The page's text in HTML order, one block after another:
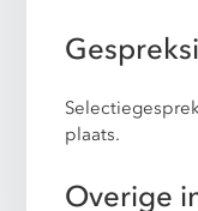
plaats.
Overige